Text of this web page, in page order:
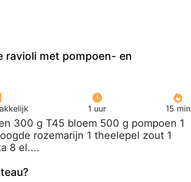
ravioli met pompoen- en
1 uur 15 min
300 g T45 bloem 500 g pompoen 1
rozemarijn 1 theelepel zout 1
8 el....